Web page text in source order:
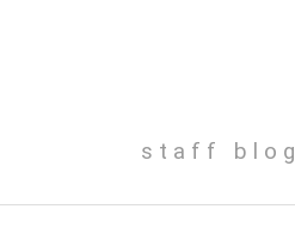
staff blog